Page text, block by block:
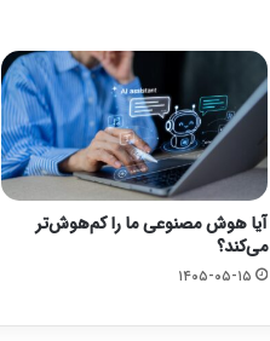
آیا هوش مصنوعی ما را کم‌هوش‌تر
می‌کند؟
۱۴۰۵-۰۵-۱۵